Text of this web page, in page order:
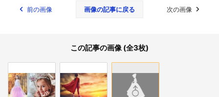
前の画像 画像の記事に戻る 次の画像
この記事の画像 (全3枚)